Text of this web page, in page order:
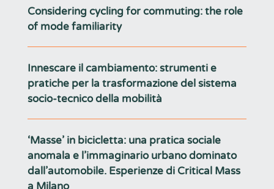
Considering cycling for commuting: the role
of mode familiarity
Innescare il cambiamento: strumenti e
pratiche per la trasformazione del sistema
socio-tecnico della mobilità
‘Masse’ in bicicletta: una pratica sociale
anomala e l’immaginario urbano dominato
dall’automobile. Esperienze di Critical Mass
a Milano